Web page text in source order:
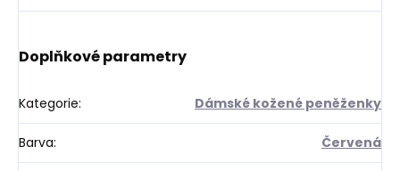
Doplňkové parametry
Kategorie: Dámské kožené peněženky
Barva: Červená